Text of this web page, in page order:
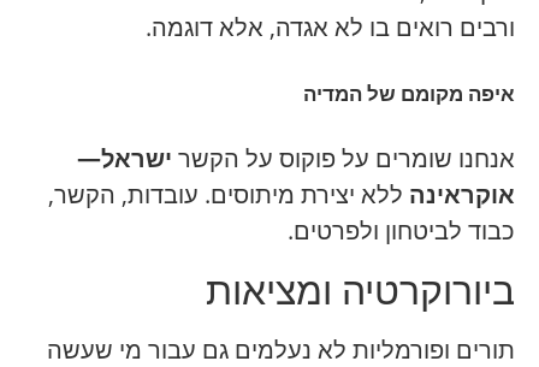
ורבים רואים בו לא אגדה, אלא דוגמה.
איפה מקומם של המדיה
אנחנו שומרים על פוקוס על הקשר ישראל—
אוקראינה ללא יצירת מיתוסים. עובדות, הקשר,
כבוד לביטחון ולפרטים.
ביורוקרטיה ומציאות
תורים ופורמליות לא נעלמים גם עבור מי שעשה